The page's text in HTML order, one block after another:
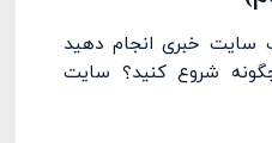
سایت خبری انجام دهید
شروع کنید؟ سایت